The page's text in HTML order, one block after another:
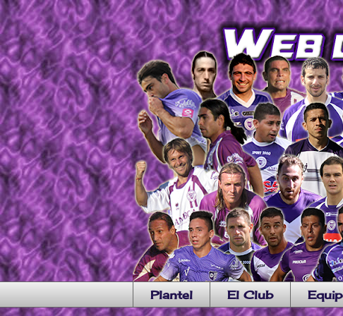
Plantel El Club